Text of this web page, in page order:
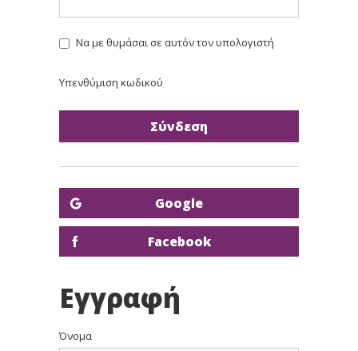
Να με θυμάσαι σε αυτόν τον υπολογιστή
Υπενθύμιση κωδικού
Google
Facebook
Εγγραφή
Όνομα